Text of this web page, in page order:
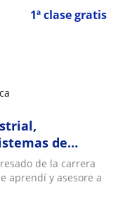
1ª clase gratis
de
de la carrera
aprendí y asesore a